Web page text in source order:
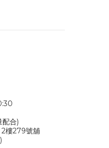
配合)
樓279號舖